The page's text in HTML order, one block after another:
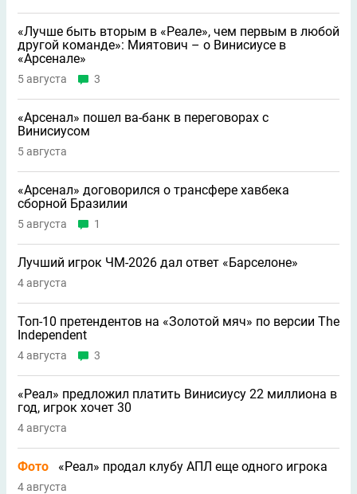
«Лучше быть вторым в «Реале», чем первым в любой
другой команде»: Миятович – о Винисиусе в
«Арсенале»
5 августа 3
«Арсенал» пошел ва-банк в переговорах с
Винисиусом
5 августа
«Арсенал» договорился о трансфере хавбека
сборной Бразилии
5 августа 1
Лучший игрок ЧМ-2026 дал ответ «Барселоне»
4 августа
Топ-10 претендентов на «Золотой мяч» по версии The
Independent
4 августа 3
«Реал» предложил платить Винисиусу 22 миллиона в
год, игрок хочет 30
4 августа
Фото «Реал» продал клубу АПЛ еще одного игрока
4 августа